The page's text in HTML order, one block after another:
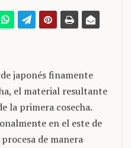
japonés finamente
el material resultante
la primera cosecha.
en el este de
de manera